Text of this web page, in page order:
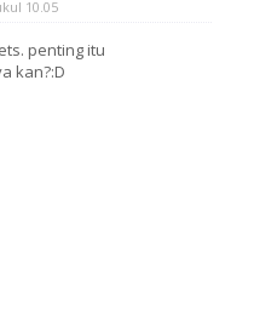
10.05
penting itu
kan?:D